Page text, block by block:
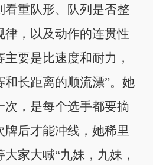
看重队形、队列是否整
律，以及动作的连贯性
要是比速度和耐力，
和长距离的顺流漂”。她
次，是每个选手都要摘
牌后才能冲线，她稀里
家大喊“九妹，九妹，